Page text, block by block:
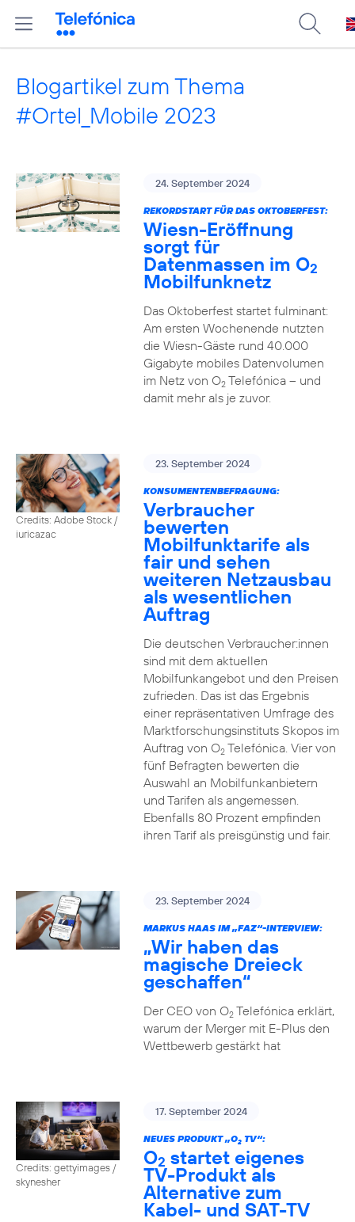
Blogartikel zum Thema
#Ortel_Mobile 2023
24. September 2024
REKORDSTART FÜR DAS OKTOBERFEST:
Wiesn-Eröffnung
sorgt für
Datenmassen im O2
Mobilfunknetz
Das Oktoberfest startet fulminant:
Am ersten Wochenende nutzten
die Wiesn-Gäste rund 40.000
Gigabyte mobiles Datenvolumen
im Netz von O2Telefónica – und
damit mehr als je zuvor.
Credits: Adobe Stock /
iuricazac
23. September 2024
KONSUMENTENBEFRAGUNG:
Verbraucher
bewerten
Mobilfunktarife als
fair und sehen
weiteren Netzausbau
als wesentlichen
Auftrag
Die deutschen Verbraucher:innen
sind mit dem aktuellen
Mobilfunkangebot und den Preisen
zufrieden. Das ist das Ergebnis
einer repräsentativen Umfrage des
Marktforschungsinstituts Skopos im
Auftrag von O2Telefónica. Vier von
fünf Befragten bewerten die
Auswahl an Mobilfunkanbietern
und Tarifen als angemessen.
Ebenfalls 80 Prozent empfinden
ihren Tarif als preisgünstig und fair.
23. September 2024
MARKUS HAAS IM „FAZ“-INTERVIEW:
„Wir haben das
magische Dreieck
geschaffen“
Der CEO von O2Telefónica erklärt,
warum der Merger mit E-Plus den
Wettbewerb gestärkt hat
Credits: gettyimages /
skynesher
17. September 2024
NEUES PRODUKT „O2TV“:
O2 startet eigenes
TV-Produkt als
Alternative zum
Kabel- und SAT-TV